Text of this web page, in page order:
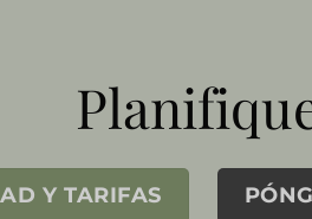
Y TARIFAS